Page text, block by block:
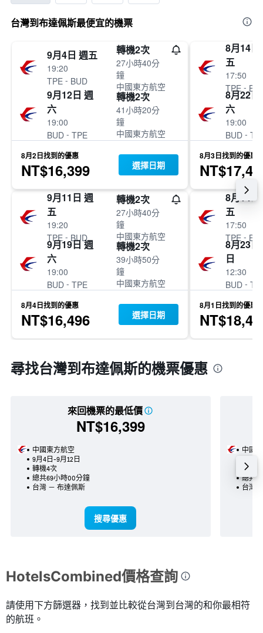
台灣到布達佩斯最便宜的機票
9月4日 週五
19:20
TPE - BUD
轉機2次
27小時40分
鐘
中國東方航空
9月12日 週
六
19:00
BUD - TPE
轉機2次
41小時20分
鐘
中國東方航空
8月2日找到的優惠
NT$16,399 選擇日期
9月11日 週
五
19:20
TPE - BUD
轉機2次
27小時40分
鐘
中國東方航空
9月19日 週
六
19:00
BUD - TPE
轉機2次
39小時50分
鐘
中國東方航空
8月4日找到的優惠
NT$16,496 選擇日期
8月14日
五
17:50
TPE -
8月22日
六
19:00
BUD -
8月3日找到的優惠
8月14日
五
17:50
TPE -
8月23日
日
12:30
BUD -
8月1日找到的優惠
尋找台灣到布達佩斯的機票優惠
來回機票的最低價
NT$16,399
中國東方航空
9月4日-9月12日
轉機4次
總共69小時00分鐘
台灣 － 布達佩斯
搜尋優惠
中國
轉機2
總共
台灣
HotelsCombined價格查詢
請使用下方篩選器，找到並比較從台灣到台灣的和你最相符
的航班。